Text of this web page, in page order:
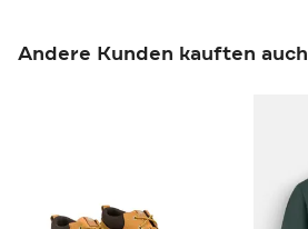
Andere Kunden kauften auch